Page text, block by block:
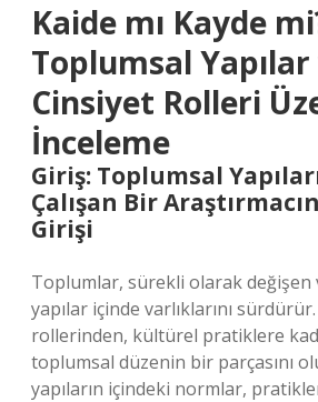
Kaide mı Kayde
Toplumsal Yapılar
Cinsiyet Rolleri
İnceleme
Giriş: Toplumsal
Çalışan Bir
Girişi
Toplumlar, sürekli olarak değişen
yapılar içinde varlıklarını
rollerinden, kültürel pratiklere
toplumsal düzenin bir parçasını
yapıların içindeki normlar,